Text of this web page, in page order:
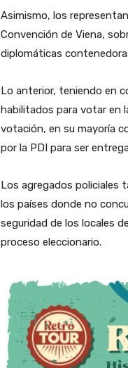
Asimismo, los
Convención de Viena,
diplomáticas
Lo anterior, teniendo en
habilitados para votar en
votación, en su mayoría
por la PDI para ser
Los agregados policiales
los países donde no
seguridad de los locales
proceso eleccionario.